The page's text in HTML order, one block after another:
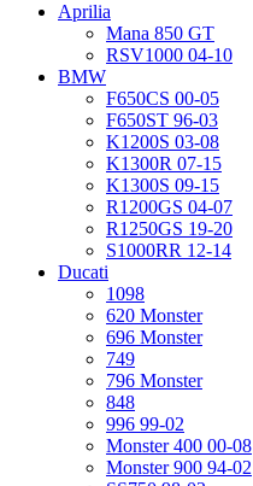
Aprilia
Mana 850 GT
RSV1000 04-10
BMW
F650CS 00-05
F650ST 96-03
K1200S 03-08
K1300R 07-15
K1300S 09-15
R1200GS 04-07
R1250GS 19-20
S1000RR 12-14
Ducati
1098
620 Monster
696 Monster
749
796 Monster
848
996 99-02
Monster 400 00-08
Monster 900 94-02